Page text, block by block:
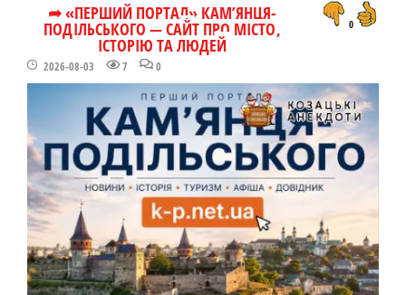
➦ «ПЕРШИЙ ПОРТАЛ» КАМ’ЯНЦЯ-
ПОДІЛЬСЬКОГО — САЙТ ПРО МІСТО,
ІСТОРІЮ ТА ЛЮДЕЙ
2026-08-03 7 0
0